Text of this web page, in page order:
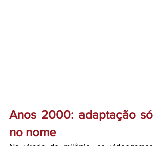
Anos 2000: adaptação só
no nome